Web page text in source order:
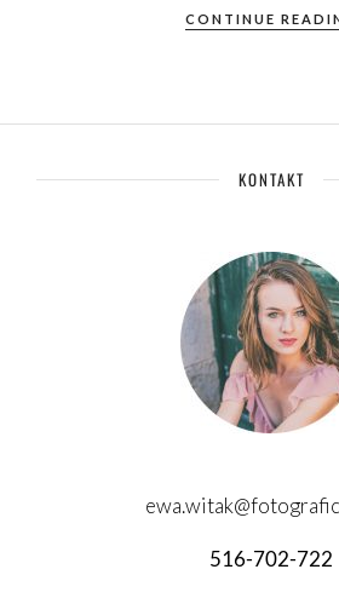
CONTINUE
KONTAKT
516-702-722